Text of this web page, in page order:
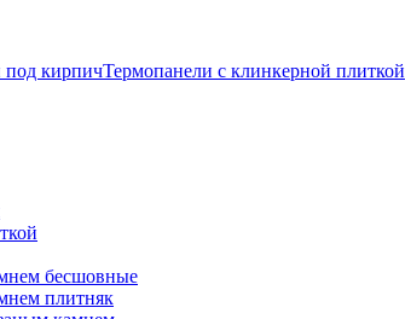
под кирпичТермопанели с клинкерной плиткой
бесшовные
плитняк